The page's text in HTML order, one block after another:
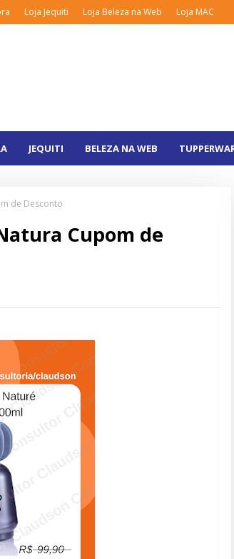
Loja Jequiti Loja Beleza na Web Loja MAC
JEQUITI BELEZA NA WEB
de Desconto
Cupom de